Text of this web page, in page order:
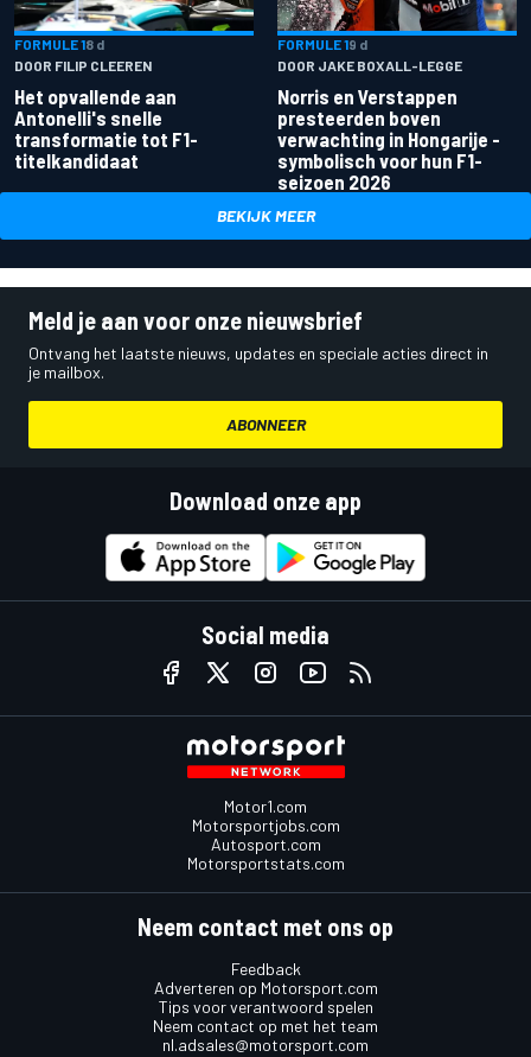
FORMULE 18 d
DOOR FILIP CLEEREN
Het opvallende aan
Antonelli's snelle
transformatie tot F1-
titelkandidaat
FORMULE 19 d
DOOR JAKE BOXALL-LEGGE
Norris en Verstappen
presteerden boven
verwachting in Hongarije -
symbolisch voor hun F1-
seizoen 2026
BEKIJK MEER
Meld je aan voor onze nieuwsbrief
Ontvang het laatste nieuws, updates en speciale acties direct in
je mailbox.
ABONNEER
Download onze app
Social media
Motor1.com
Motorsportjobs.com
Autosport.com
Motorsportstats.com
Neem contact met ons op
Feedback
Adverteren op Motorsport.com
Tips voor verantwoord spelen
Neem contact op met het team
nl.adsales@motorsport.com